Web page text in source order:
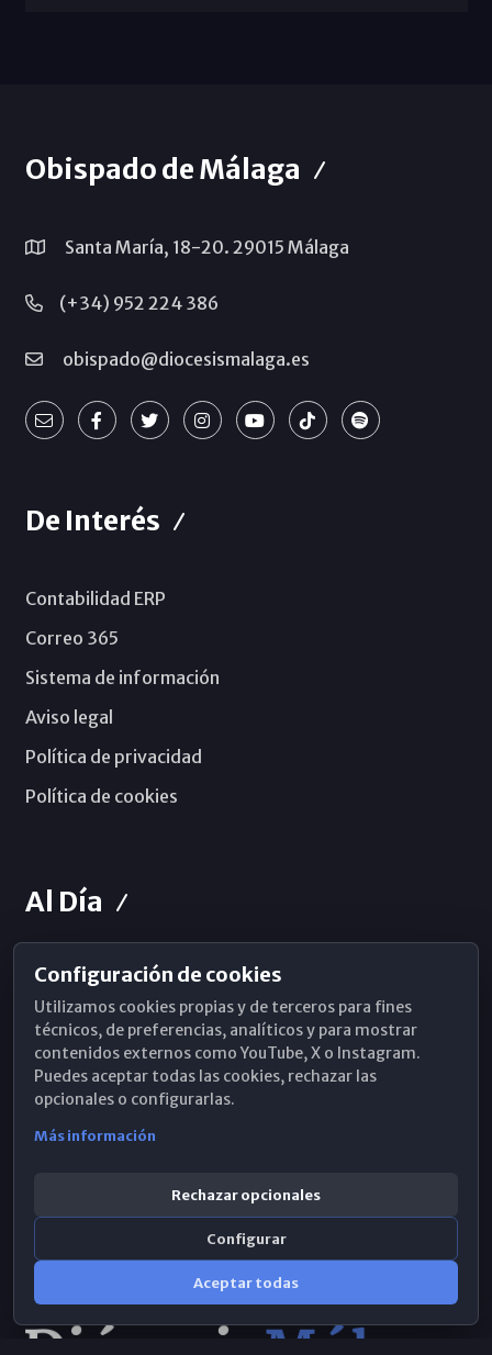
Obispado de Málaga
Santa María, 18-20. 29015 Málaga
(+34) 952 224 386
obispado@diocesismalaga.es
De Interés
Contabilidad ERP
Correo 365
Sistema de información
Aviso legal
Política de privacidad
Política de cookies
Al Día
Horarios de Misa
Hemeroteca
WhatsApp
Configuración de cookies
Utilizamos cookies propias y de terceros para fines
técnicos, de preferencias, analíticos y para mostrar
contenidos externos como YouTube, X o Instagram.
Puedes aceptar todas las cookies, rechazar las
opcionales o configurarlas.
Más información
Rechazar opcionales
Configurar
Aceptar todas